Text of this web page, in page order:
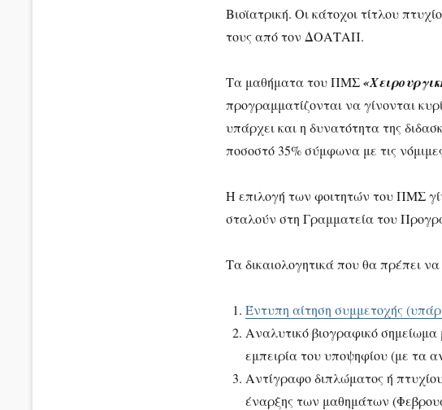
Βιοϊατρική. Οι κάτοχοι τίτλου
τους από τον ΔΟΑΤΑΠ.
Τα μαθήματα του ΠΜΣ
προγραμματίζονται να γίνονται
υπάρχει και η δυνατότητα της
ποσοστό 35% σύμφωνα με τις
Η επιλογή των φοιτητών του ΠΜΣ
σταλούν στη Γραμματεία του
Τα δικαιολογητικά που θα πρέπει
Έντυπη αίτηση συμμετοχής
Αναλυτικό βιογραφικό σημείωμα
εμπειρία του υποψηφίου (με τα
Αντίγραφο διπλώματος ή
έναρξης των μαθημάτων